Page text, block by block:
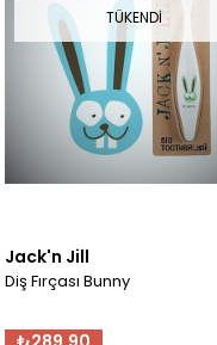
TÜKENDI
Jack'n Jill
Diş Fırçası Bunny